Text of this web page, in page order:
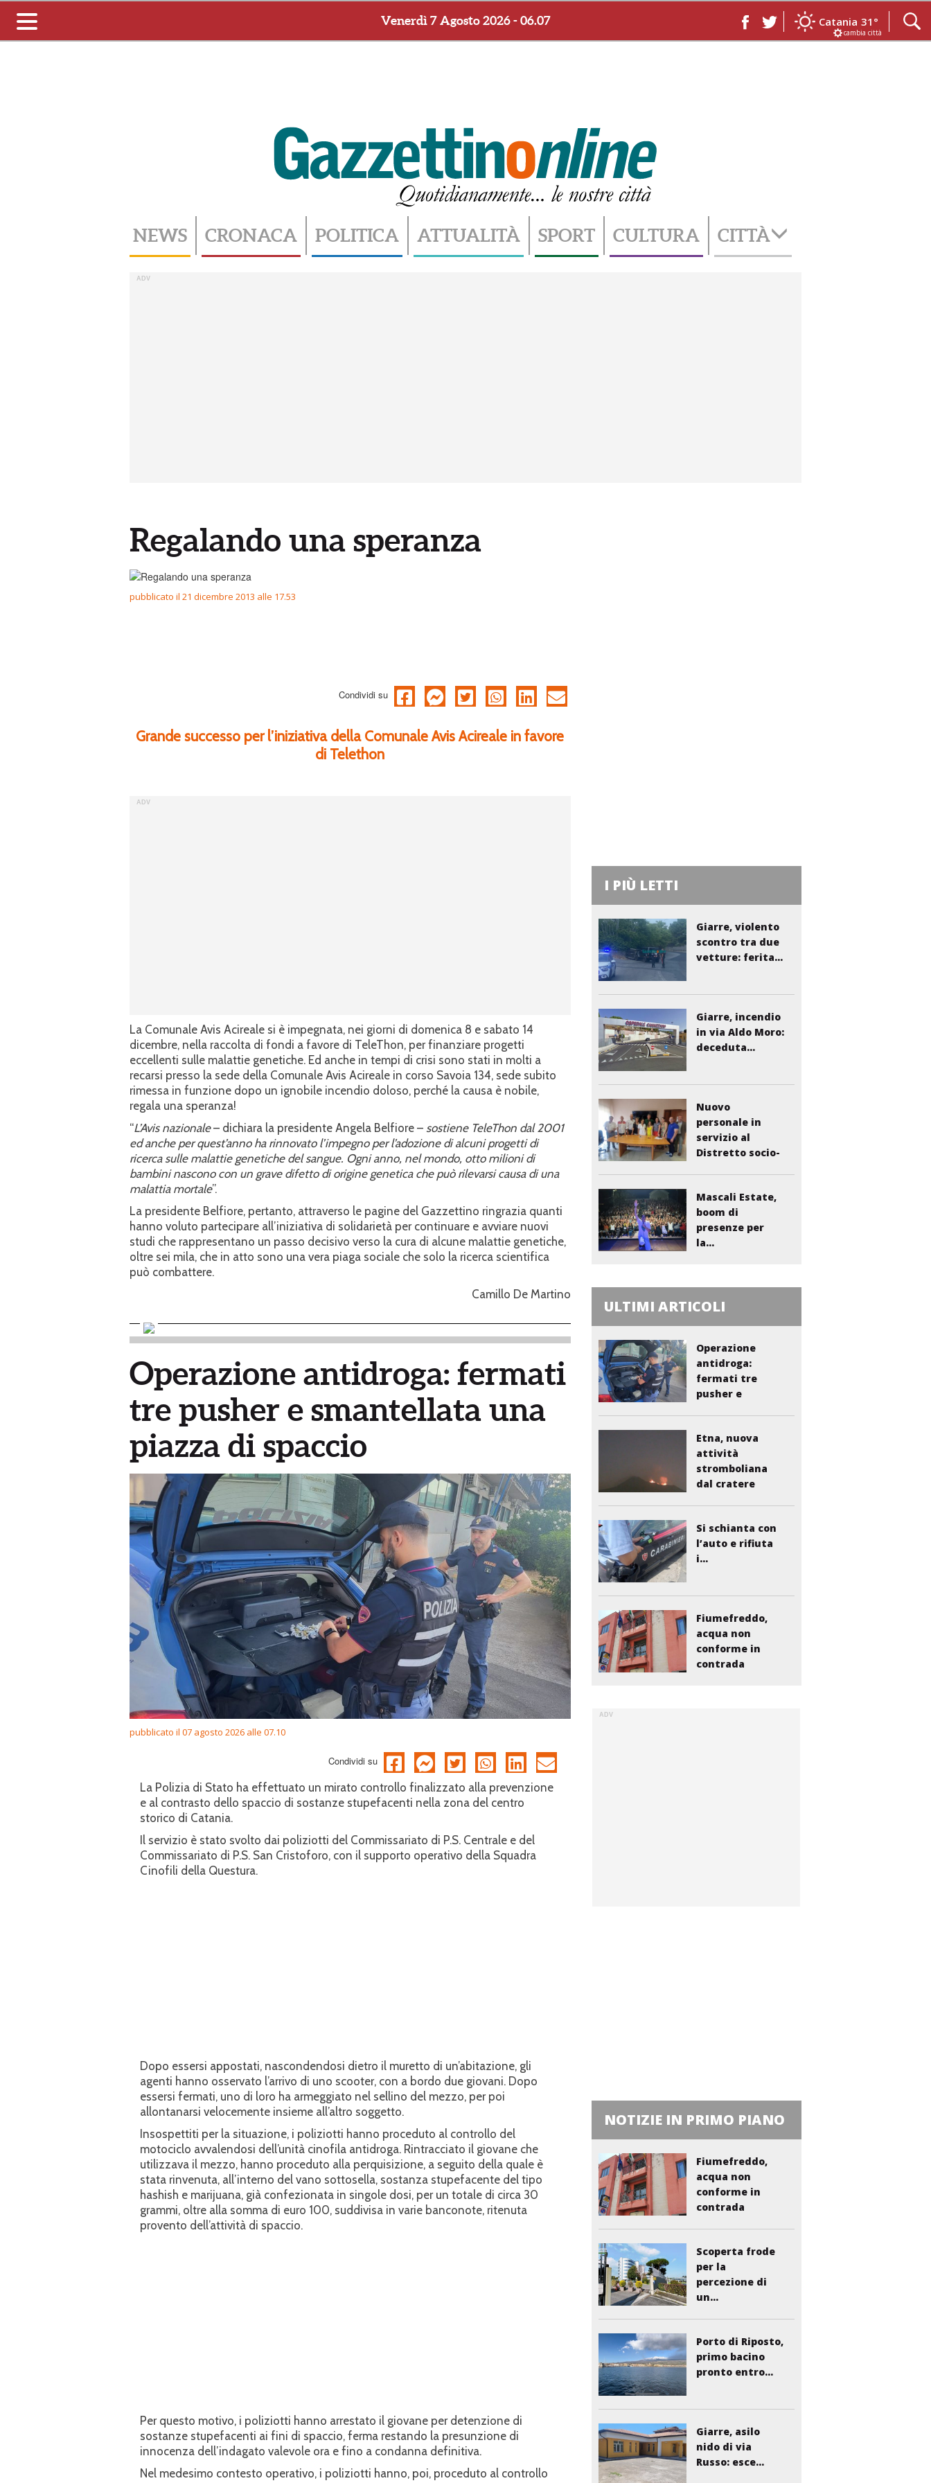
Toggle
navigation
Venerdì 7 Agosto 2026 - 06.07 Catania 31°
cambia città
NEWS CRONACA POLITICA ATTUALITÀ SPORT CULTURA CITTÀ
Regalando una speranza
pubblicato il 21 dicembre 2013 alle 17.53
Condividi su
Grande successo per l’iniziativa della Comunale Avis Acireale in favore
di Telethon
La Comunale Avis Acireale si è impegnata, nei giorni di domenica 8 e sabato 14
dicembre, nella raccolta di fondi a favore di TeleThon, per finanziare progetti
eccellenti sulle malattie genetiche. Ed anche in tempi di crisi sono stati in molti a
recarsi presso la sede della Comunale Avis Acireale in corso Savoia 134, sede subito
rimessa in funzione dopo un ignobile incendio doloso, perché la causa è nobile,
regala una speranza!
“L’Avis nazionale– dichiara la presidente Angela Belfiore – sostiene TeleThon dal 2001
ed anche per quest’anno ha rinnovato l’impegno per l’adozione di alcuni progetti di
ricerca sulle malattie genetiche del sangue. Ogni anno, nel mondo, otto milioni di
bambini nascono con un grave difetto di origine genetica che può rilevarsi causa di una
malattia mortale”.
La presidente Belfiore, pertanto, attraverso le pagine del Gazzettino ringrazia quanti
hanno voluto partecipare all’iniziativa di solidarietà per continuare e avviare nuovi
studi che rappresentano un passo decisivo verso la cura di alcune malattie genetiche,
oltre sei mila, che in atto sono una vera piaga sociale che solo la ricerca scientifica
può combattere.
Camillo De Martino
Operazione antidroga: fermati
tre pusher e smantellata una
piazza di spaccio
pubblicato il 07 agosto 2026 alle 07.10
Condividi su
La Polizia di Stato ha effettuato un mirato controllo finalizzato alla prevenzione
e al contrasto dello spaccio di sostanze stupefacenti nella zona del centro
storico di Catania.
Il servizio è stato svolto dai poliziotti del Commissariato di P.S. Centrale e del
Commissariato di P.S. San Cristoforo, con il supporto operativo della Squadra
Cinofili della Questura.
Dopo essersi appostati, nascondendosi dietro il muretto di un’abitazione, gli
agenti hanno osservato l’arrivo di uno scooter, con a bordo due giovani. Dopo
essersi fermati, uno di loro ha armeggiato nel sellino del mezzo, per poi
allontanarsi velocemente insieme all’altro soggetto.
Insospettiti per la situazione, i poliziotti hanno proceduto al controllo del
motociclo avvalendosi dell’unità cinofila antidroga. Rintracciato il giovane che
utilizzava il mezzo, hanno proceduto alla perquisizione, a seguito della quale è
stata rinvenuta, all’interno del vano sottosella, sostanza stupefacente del tipo
hashish e marijuana, già confezionata in singole dosi, per un totale di circa 30
grammi, oltre alla somma di euro 100, suddivisa in varie banconote, ritenuta
provento dell’attività di spaccio.
Per questo motivo, i poliziotti hanno arrestato il giovane per detenzione di
sostanze stupefacenti ai fini di spaccio, ferma restando la presunzione di
innocenza dell’indagato valevole ora e fino a condanna definitiva.
Nel medesimo contesto operativo, i poliziotti hanno, poi, proceduto al controllo
I PIÙ LETTI
Giarre, violento
scontro tra due
vetture: ferita...
Giarre, incendio
in via Aldo Moro:
deceduta...
Nuovo
personale in
servizio al
Distretto socio-
Mascali Estate,
boom di
presenze per
la...
ULTIMI ARTICOLI
Operazione
antidroga:
fermati tre
pusher e
Etna, nuova
attività
stromboliana
dal cratere
Si schianta con
l’auto e rifiuta
i...
Fiumefreddo,
acqua non
conforme in
contrada
NOTIZIE IN PRIMO PIANO
Fiumefreddo,
acqua non
conforme in
contrada
Scoperta frode
per la
percezione di
un...
Porto di Riposto,
primo bacino
pronto entro...
Giarre, asilo
nido di via
Russo: esce...